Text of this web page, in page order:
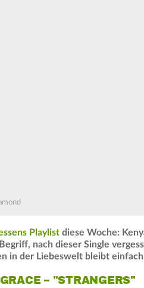
Playlist diese Woche:
nach dieser Single
in der Liebeswelt bleibt
– "STRANGERS"